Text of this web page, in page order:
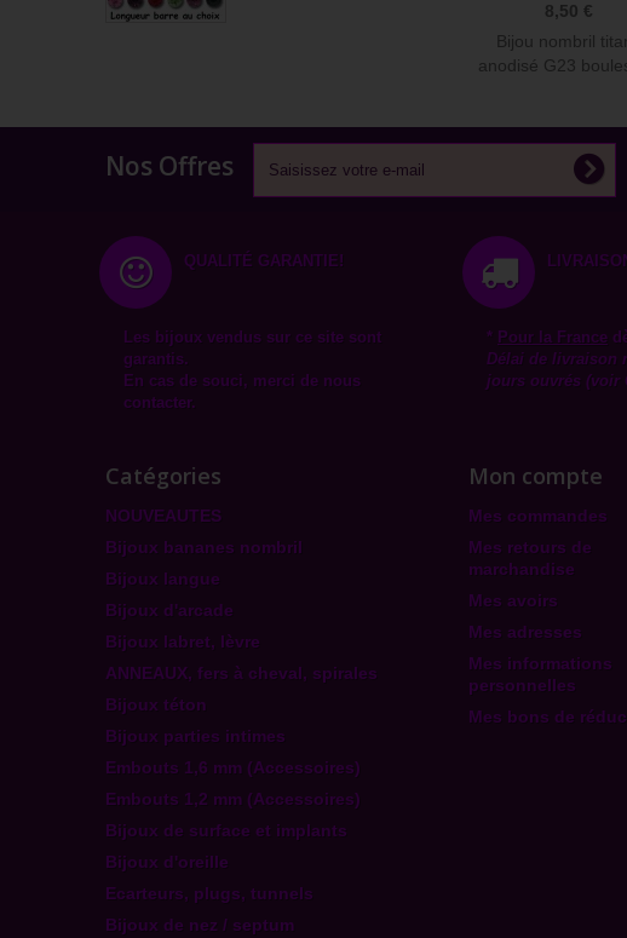
8,50 €
Bijou nombril
anodisé G23 boules
Nos Offres
QUALITÉ GARANTIE!
Les bijoux vendus sur ce site sont
garantis.
En cas de souci, merci de nous
contacter.
* Pour la France
Délai de livraison
jours ouvrés (voir
Catégories
NOUVEAUTES
Bijoux bananes nombril
Bijoux langue
Bijoux d'arcade
Bijoux labret, lèvre
ANNEAUX, fers à cheval, spirales
Bijoux téton
Bijoux parties intimes
Embouts 1,6 mm (Accessoires)
Embouts 1,2 mm (Accessoires)
Bijoux de surface et implants
Bijoux d'oreille
Ecarteurs, plugs, tunnels
Bijoux de nez / septum
Mon compte
Mes commandes
Mes retours de
marchandise
Mes avoirs
Mes adresses
Mes informations
personnelles
Mes bons de